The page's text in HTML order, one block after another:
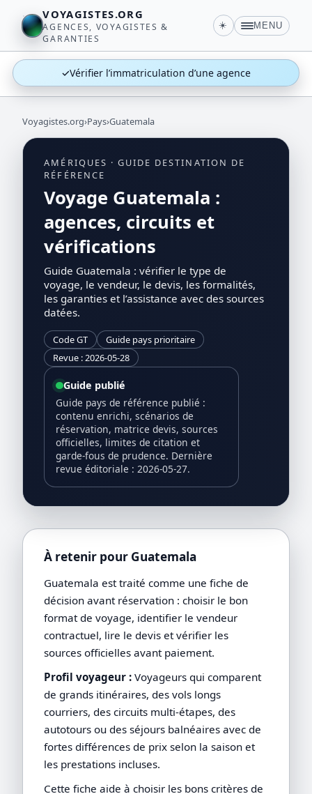
VOYAGISTES.ORG
AGENCES, VOYAGISTES &
GARANTIES
☀️ MENU
✓Vérifier l’immatriculation d’une agence
Voyagistes.org›Pays›Guatemala
AMÉRIQUES · GUIDE DESTINATION DE
RÉFÉRENCE
Voyage Guatemala :
agences, circuits et
vérifications
Guide Guatemala : vérifier le type de
voyage, le vendeur, le devis, les formalités,
les garanties et l’assistance avec des sources
datées.
Code GT
Guide pays prioritaire
Revue : 2026-05-28
Guide publié
Guide pays de référence publié :
contenu enrichi, scénarios de
réservation, matrice devis, sources
officielles, limites de citation et
garde-fous de prudence. Dernière
revue éditoriale : 2026-05-27.
À retenir pour Guatemala
Guatemala est traité comme une fiche de
décision avant réservation : choisir le bon
format de voyage, identifier le vendeur
contractuel, lire le devis et vérifier les
sources officielles avant paiement.
Profil voyageur : Voyageurs qui comparent
de grands itinéraires, des vols longs
courriers, des circuits multi-étapes, des
autotours ou des séjours balnéaires avec de
fortes différences de prix selon la saison et
les prestations incluses.
Cette fiche aide à choisir les bons critères de